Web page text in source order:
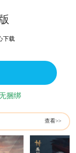
捆绑
查看>>